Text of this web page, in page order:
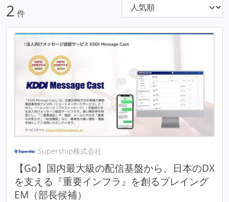
2 件
Supership株式会社
【Go】国内最大級の配信基盤から、日本のDX
を支える『重要インフラ』を創るプレイング
EM（部長候補）